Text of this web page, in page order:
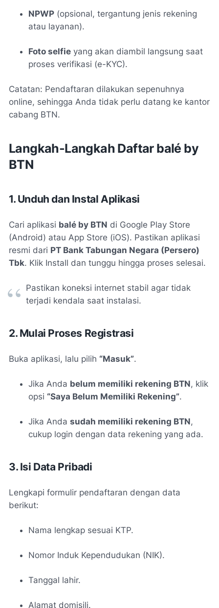
NPWP (opsional, tergantung jenis rekening
atau layanan).
Foto selfie yang akan diambil langsung saat
proses verifikasi (e-KYC).
Catatan: Pendaftaran dilakukan sepenuhnya
online, sehingga Anda tidak perlu datang ke kantor
cabang BTN.
Langkah-Langkah Daftar balé by
BTN
1. Unduh dan Instal Aplikasi
Cari aplikasi balé by BTN di Google Play Store
(Android) atau App Store (iOS). Pastikan aplikasi
resmi dari PT Bank Tabungan Negara (Persero)
Tbk. Klik Install dan tunggu hingga proses selesai.
Pastikan koneksi internet stabil agar tidak
terjadi kendala saat instalasi.
2. Mulai Proses Registrasi
Buka aplikasi, lalu pilih “Masuk”.
Jika Anda belum memiliki rekening BTN, klik
opsi “Saya Belum Memiliki Rekening”.
Jika Anda sudah memiliki rekening BTN,
cukup login dengan data rekening yang ada.
3. Isi Data Pribadi
Lengkapi formulir pendaftaran dengan data
berikut:
Nama lengkap sesuai KTP.
Nomor Induk Kependudukan (NIK).
Tanggal lahir.
Alamat domisili.